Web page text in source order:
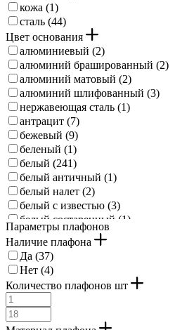
кожа (1)
сталь (44)
Цвет основания
алюминиевый (2)
алюминий брашированный (2)
алюминий матовый (2)
алюминий шлифованный (3)
нержавеющая сталь (1)
антрацит (7)
бежевый (9)
беленый (1)
белый (241)
белый античный (1)
белый налет (2)
белый с известью (3)
белый состаренный (1)
береза (1 )
брашированный медный (
бронзовый (
бронзовый античный (
)
бурый (9 )
дуб (9)
Параметры плафонов
Наличие плафона
Да (37)
Нет (4)
Количество плафонов шт